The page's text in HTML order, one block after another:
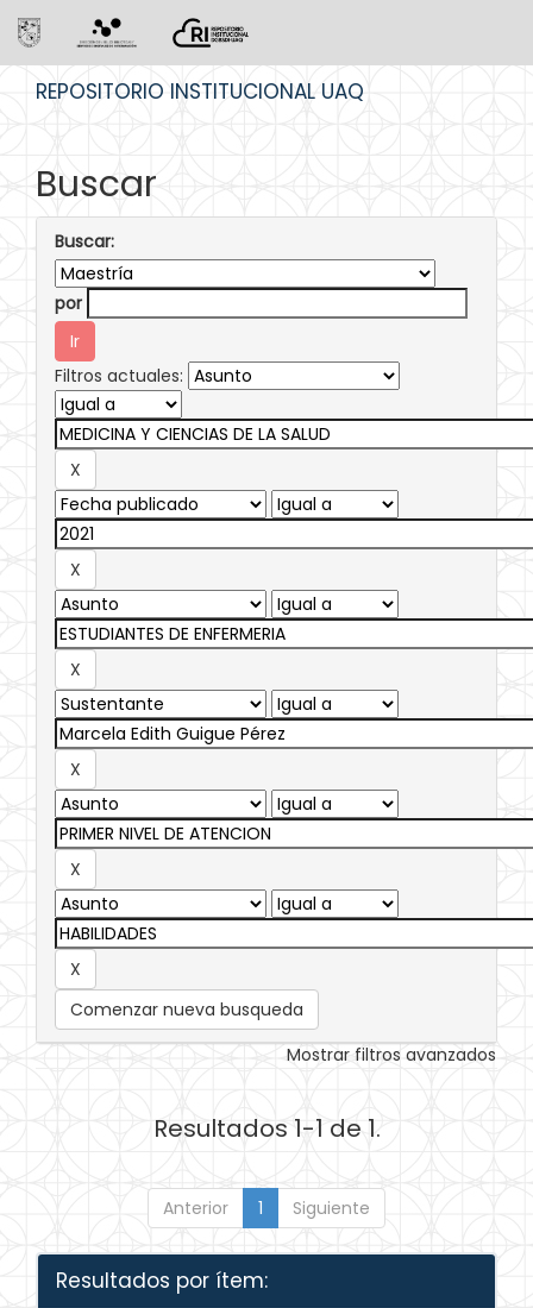
REPOSITORIO INSTITUCIONAL UAQ
Buscar
Buscar:
por
Filtros actuales:
Comenzar nueva busqueda
Mostrar filtros avanzados
Resultados 1-1 de 1.
Anterior 1 Siguiente
Resultados por ítem: